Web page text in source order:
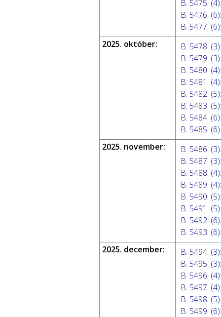
B. 5475. (4):
B. 5476. (6):
B. 5477. (6):
2025. október:
B. 5478. (3):
B. 5479. (3):
B. 5480. (4):
B. 5481. (4):
B. 5482. (5):
B. 5483. (5):
B. 5484. (6):
B. 5485. (6):
2025. november:
B. 5486. (3):
B. 5487. (3):
B. 5488. (4):
B. 5489. (4):
B. 5490. (5):
B. 5491. (5):
B. 5492. (6):
B. 5493. (6):
2025. december:
B. 5494. (3):
B. 5495. (3):
B. 5496. (4):
B. 5497. (4):
B. 5498. (5):
B. 5499. (6):